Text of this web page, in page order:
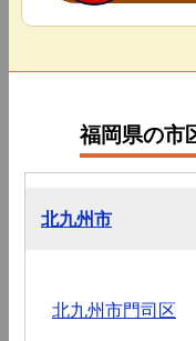
福岡県の市
北九州市
北九州市門司区